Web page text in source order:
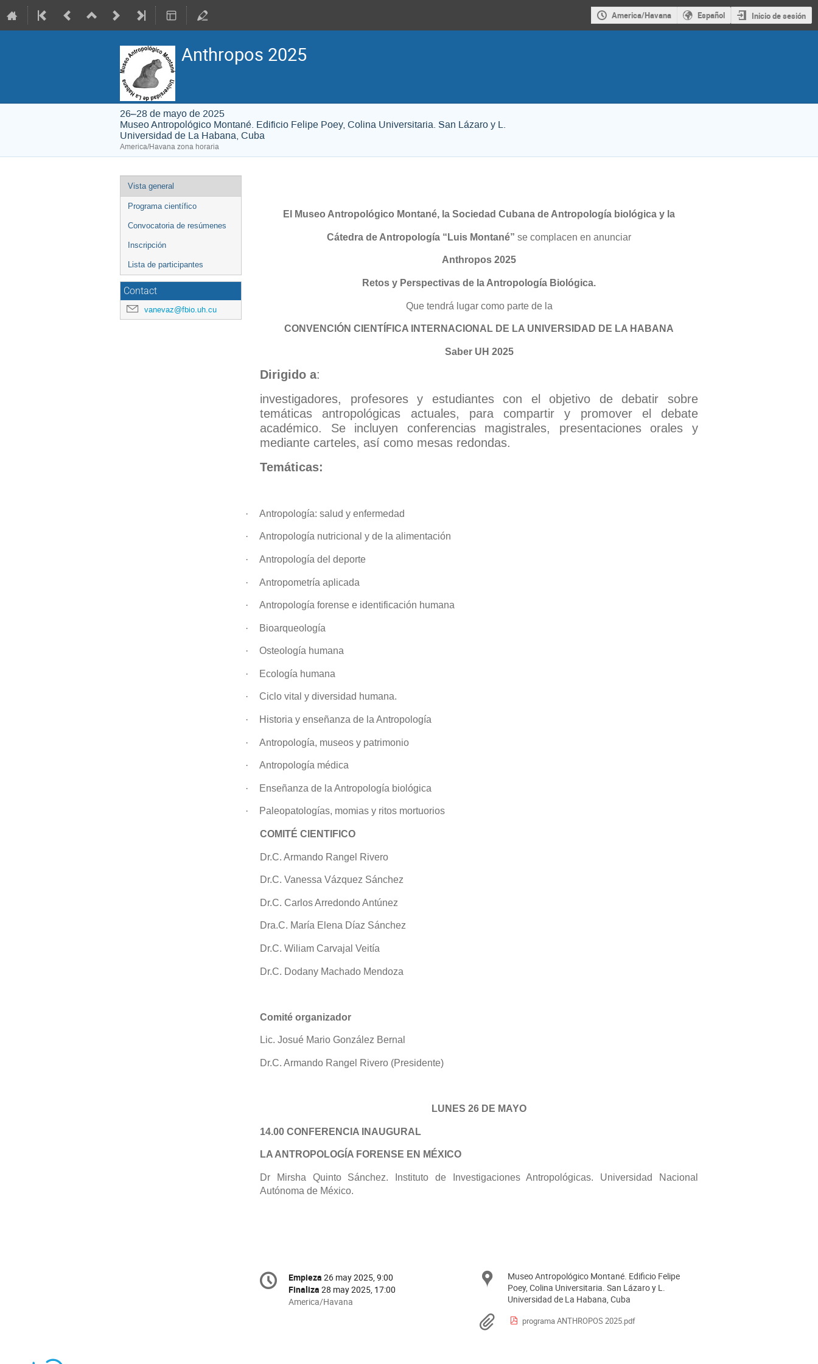
America/Havana Español Inicio de sesión
Anthropos 2025
26–28 de mayo de 2025
Museo Antropológico Montané. Edificio Felipe Poey, Colina Universitaria. San Lázaro y L.
Universidad de La Habana, Cuba
America/Havana zona horaria
Event
menu
Vista general
Programa científico
Convocatoria de resúmenes
Inscripción
Lista de participantes
Contact
vanevaz@fbio.uh.cu
El Museo Antropológico Montané, la Sociedad Cubana de Antropología biológica y la
Cátedra de Antropología “Luis Montané” se complacen en anunciar
Anthropos 2025
Retos y Perspectivas de la Antropología Biológica.
Que tendrá lugar como parte de la
CONVENCIÓN CIENTÍFICA INTERNACIONAL DE LA UNIVERSIDAD DE LA HABANA
Saber UH 2025
Dirigido a:
investigadores, profesores y estudiantes con
el objetivo de debatir sobre
temáticas antropológicas actuales, para compartir y promover el debate
académico. Se incluyen conferencias magistrales, presentaciones orales y
mediante carteles, así como mesas redondas.
Temáticas:
· Antropología: salud y enfermedad
· Antropología nutricional y de la alimentación
· Antropología del deporte
· Antropometría aplicada
· Antropología forense e identificación humana
· Bioarqueología
· Osteología humana
· Ecología humana
· Ciclo vital y diversidad humana.
· Historia y enseñanza de la Antropología
· Antropología, museos y patrimonio
· Antropología médica
· Enseñanza de la Antropología biológica
· Paleopatologías, momias y ritos mortuorios
COMITÉ CIENTIFICO
Dr.C. Armando Rangel Rivero
Dr.C. Vanessa Vázquez Sánchez
Dr.C. Carlos Arredondo Antúnez
Dra.C. María Elena Díaz Sánchez
Dr.C. Wiliam Carvajal Veitía
Dr.C. Dodany Machado Mendoza
Comité organizador
Lic. Josué Mario González Bernal
Dr.C. Armando Rangel Rivero (Presidente)
LUNES 26 DE MAYO
14.00 CONFERENCIA INAUGURAL
LA ANTROPOLOGÍA FORENSE EN MÉXICO
Dr
Mirsha Quinto Sánchez. Instituto de Investigaciones Antropológicas. Universidad Nacional
Autónoma de México.
Conference
information
Fecha/Hora
Empieza 26 may 2025, 9:00
Finaliza 28 may 2025, 17:00
All
America/Havana
Ubicación
Museo Antropológico Montané. Edificio Felipe
Poey, Colina Universitaria. San Lázaro y L.
Universidad de La Habana, Cuba
Materiales
programa ANTHROPOS 2025.pdf